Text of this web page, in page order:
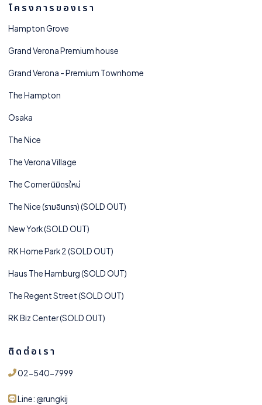
โครงการของเรา
Hampton Grove
Grand Verona Premium house
Grand Verona - Premium Townhome
The Hampton
Osaka
The Nice
The Verona Village
The Corner นิมิตรใหม่
The Nice (รามอินทรา) (SOLD OUT)
New York (SOLD OUT)
RK Home Park 2 (SOLD OUT)
Haus The Hamburg (SOLD OUT)
The Regent Street (SOLD OUT)
RK Biz Center (SOLD OUT)
ติดต่อเรา
02-540-7999
Line: @rungkij